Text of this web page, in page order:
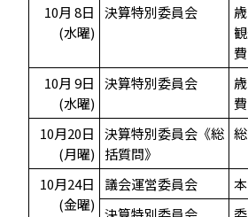
10月 8日
(水曜)
決算特別委員会
費
10月 9日
(水曜)
決算特別委員会
10月20日
(月曜)
決算特別委員会《総
括質問》
10月24日
(金曜)
議会運営委員会